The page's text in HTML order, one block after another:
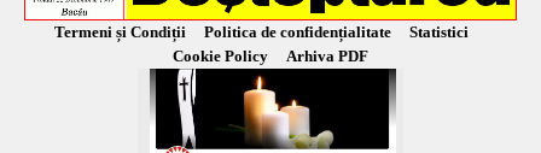
Termeni și Condiții Politica de confidențialitate
Statistici
Cookie Policy
Arhiva PDF